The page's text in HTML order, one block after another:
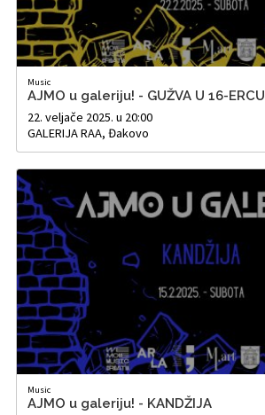
Music
AJMO u galeriju! - GUŽVA U 16-ERCU
22. veljače 2025. u 20:00
GALERIJA RAA, Đakovo
Music
AJMO u galeriju! - KANDŽIJA